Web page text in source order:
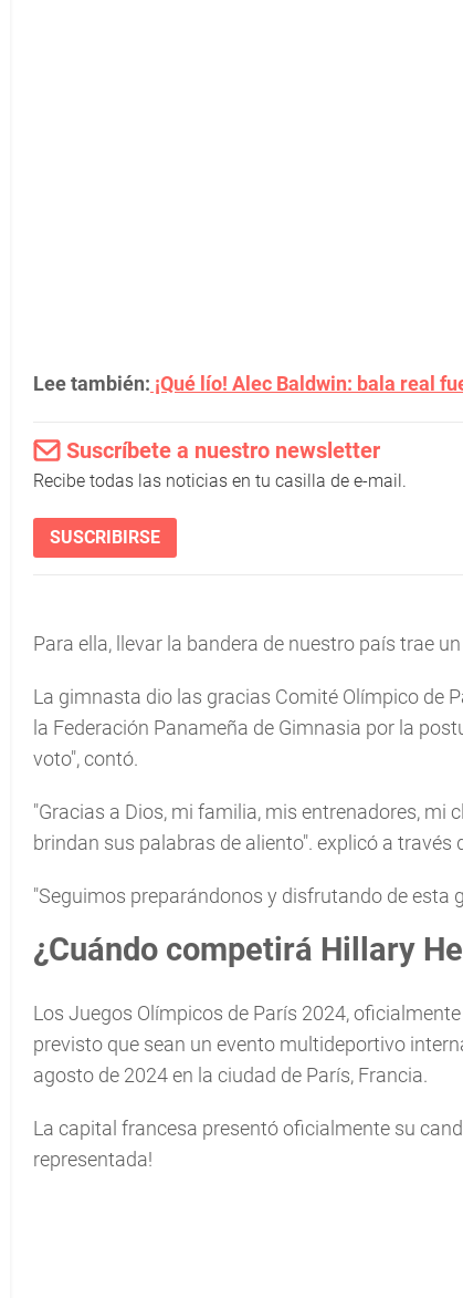
Lee también: ¡Qué lío! Alec Baldwin: bala real
Suscríbete a nuestro newsletter
Recibe todas las noticias en tu casilla de e-mail.
SUSCRIBIRSE
Para ella, llevar la bandera de nuestro país trae
La gimnasta dio las gracias Comité Olímpico de
la Federación Panameña de Gimnasia por la
voto", contó.
"Gracias a Dios, mi familia, mis entrenadores,
brindan sus palabras de aliento". explicó a través
"Seguimos preparándonos y disfrutando de esta
¿Cuándo competirá Hillary
Los Juegos Olímpicos de París 2024,
previsto que sean un evento multideportivo
agosto de 2024 en la ciudad de París, Francia.
La capital francesa presentó oficialmente su
representada!